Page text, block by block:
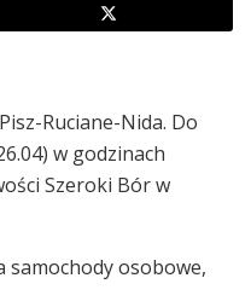
Ruciane-Nida. Do
w godzinach
Szeroki Bór w
samochody osobowe,